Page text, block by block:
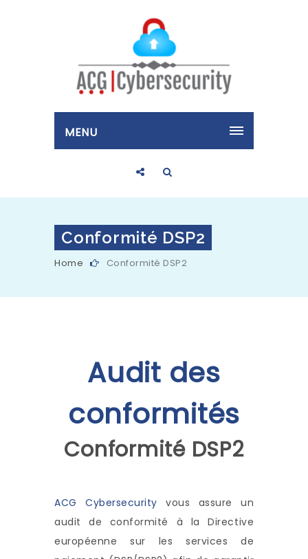
MENU
Conformité DSP2
Home Conformité DSP2
Audit des
conformités
Conformité DSP2
ACG Cybersecurity vous assure un
audit de conformité à la Directive
européenne sur les services de